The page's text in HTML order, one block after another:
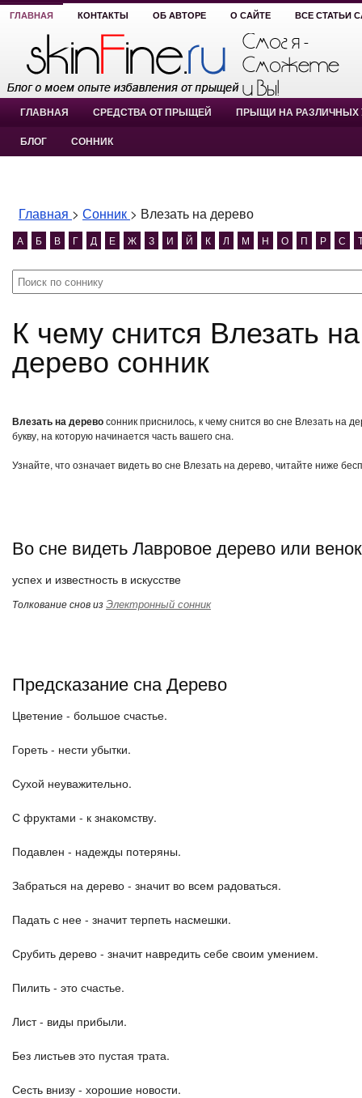
ГЛАВНАЯ КОНТАКТЫ ОБ АВТОРЕ О САЙТЕ ВСЕ СТАТЬИ
ГЛАВНАЯ СРЕДСТВА ОТ ПРЫЩЕЙ ПРЫЩИ НА РАЗЛИЧНЫХ
БЛОГ СОННИК
Главная > Сонник > Влезать на дерево
А Б В Г Д Е Ж З И Й К Л М Н О П Р С
К чему снится Влезать на дерево? Влезать на
дерево сонник
Влезать на деревосонник приснилось, к чему снится во сне Влезать на
букву, на которую начинается часть вашего сна.
Узнайте, что означает видеть во сне Влезать на дерево, читайте ниже
Во сне видеть Лавровое дерево или венок
успех и известность в искусстве
Толкование снов изЭлектронный сонник
Предсказание сна Дерево
Цветение - большое счастье.
Гореть - нести убытки.
Сухой неуважительно.
С фруктами - к знакомству.
Подавлен - надежды потеряны.
Забраться на дерево - значит во всем радоваться.
Падать с нее - значит терпеть насмешки.
Срубить дерево - значит навредить себе своим умением.
Пилить - это счастье.
Лист - виды прибыли.
Без листьев это пустая трата.
Сесть внизу - хорошие новости.